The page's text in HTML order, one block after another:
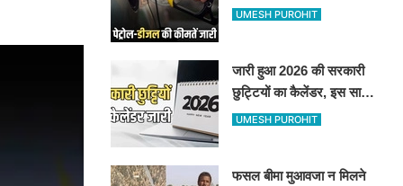
डीजल की कीमतें जारी, जानिए
UMESH PUROHIT
जारी हुआ 2026 की सरकारी
छुट्टियों का कैलेंडर, इस साल
कई बार मिलेगा लगातार
UMESH PUROHIT
फसल बीमा मुआवजा न मिलने